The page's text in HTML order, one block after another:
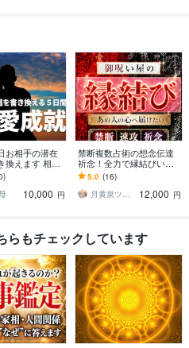
お相手の潜在
換えます 相手
霊視✡復縁/片
愛/遠恋/恋愛全
10,000 円
禁断複数占術の想念伝達
祈念！全力で縁結びいた
します 運命の赤い糸を正
浄化して、愛しい方の強
い愛情を独り占めしたい
5.0 (16)
月黄泉ツキヨミ《禁断速攻霊視》
12,000 円
らもチェックしています